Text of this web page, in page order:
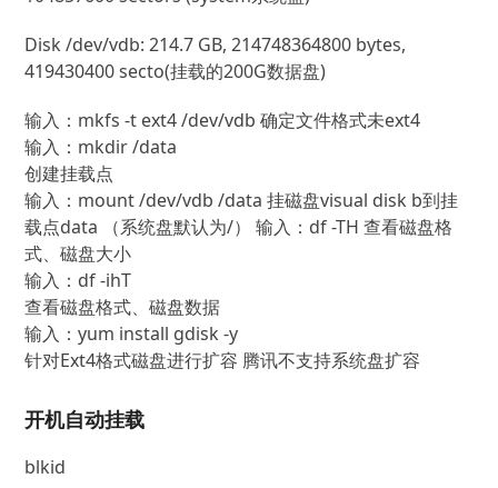
Disk /dev/vdb: 214.7 GB, 214748364800 bytes,
419430400 secto(挂载的200G数据盘)
输入： mkfs -t ext4 /dev/vdb 确定文件格式未ext4
输入：mkdir /data
创建挂载点
输入： mount /dev/vdb /data 挂磁盘visual disk b到挂
载点data （系统盘默认为/） 输入：df -TH 查看磁盘格
式、磁盘大小
输入：df -ihT
查看磁盘格式、磁盘数据
输入：yum install
针对Ext4格式磁盘进行扩容 腾讯不支持系统盘扩容
开机自动挂载
blkid